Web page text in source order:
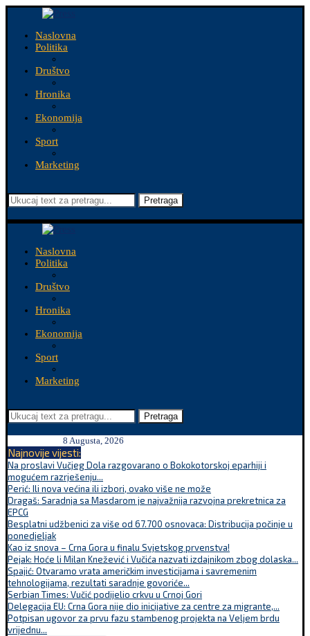
Naslovna
Politika
Društvo
Hronika
Ekonomija
Sport
Marketing
Pretraga
Naslovna
Politika
Društvo
Hronika
Ekonomija
Sport
Marketing
Pretraga
8 Augusta, 2026
Najnovije vijesti:
Na proslavi Vučjeg Dola razgovarano o Bokokotorskoj eparhiji i
mogućem razrješenju...
Perić: Ili nova većina ili izbori, ovako više ne može
Dragaš: Saradnja sa Masdarom je najvažnija razvojna prekretnica za
EPCG
Besplatni udžbenici za više od 67.700 osnovaca: Distribucija počinje u
ponedjeljak
Kao iz snova – Crna Gora u finalu Svjetskog prvenstva!
Pejak: Hoće li Milan Knežević i Vučića nazvati izdajnikom zbog dolaska...
Spajić: Otvaramo vrata američkim investicijama i savremenim
tehnologijama, rezultati saradnje govoriće...
Serbian Times: Vučić podijelio crkvu u Crnoj Gori
Delegacija EU: Crna Gora nije dio inicijative za centre za migrante,...
Potpisan ugovor za prvu fazu stambenog projekta na Veljem brdu
vrijednu...